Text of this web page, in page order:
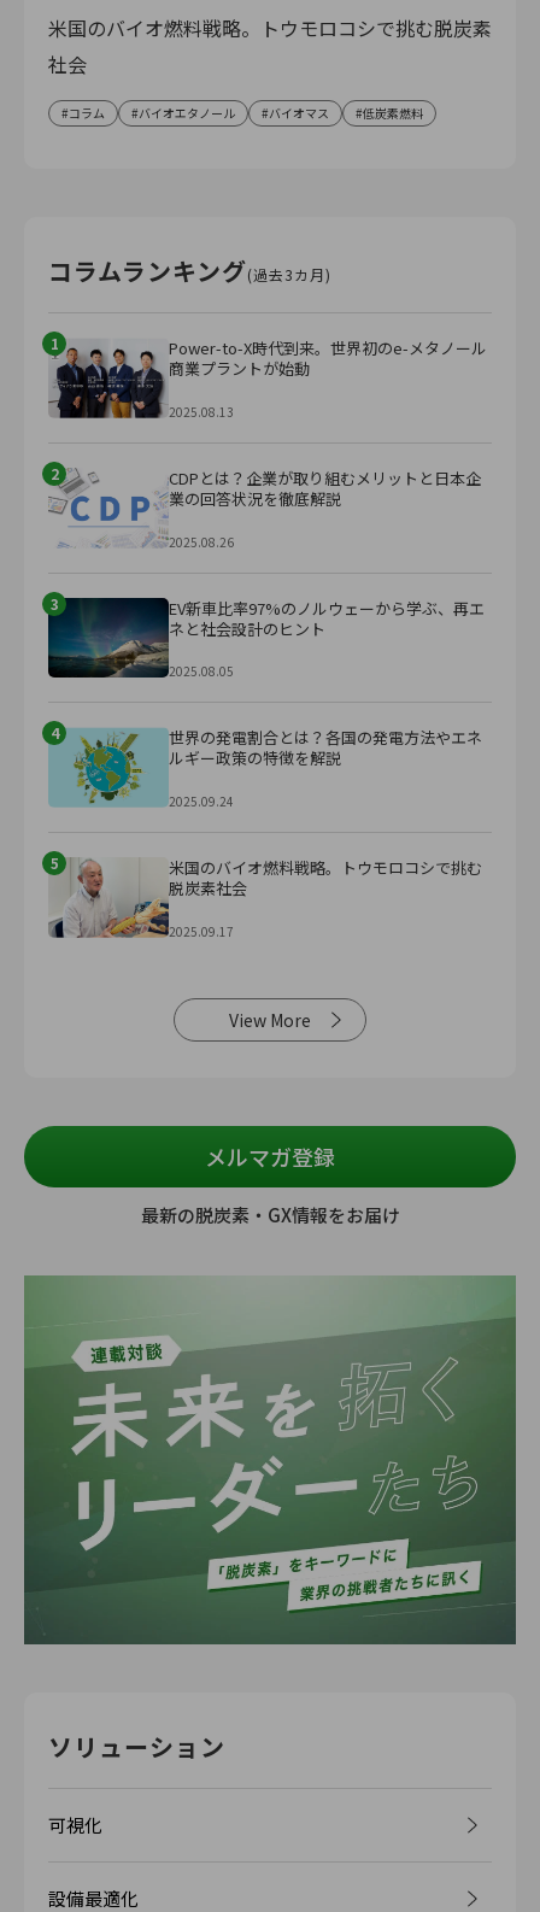
米国のバイオ燃料戦略。トウモロコシで挑む脱炭素
社会
コラム バイオエタノール バイオマス 低炭素燃料
コラムランキング(過去3カ月)
1
Power-to-X時代到来。世界初のe-メタノール
商業プラントが始動
2025.08.13
2
CDPとは？企業が取り組むメリットと日本企
業の回答状況を徹底解説
2025.08.26
3
EV新車比率97%のノルウェーから学ぶ、再エ
ネと社会設計のヒント
2025.08.05
4
世界の発電割合とは？各国の発電方法やエネ
ルギー政策の特徴を解説
2025.09.24
5
米国のバイオ燃料戦略。トウモロコシで挑む
脱炭素社会
2025.09.17
View More
メルマガ登録
最新の脱炭素・GX情報をお届け
ソリューション
可視化
設備最適化